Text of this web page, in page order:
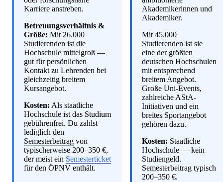
Karriere anstreben.
Betreuungsverhältnis &
Größe: Mit 26.000
Studierenden ist die
Hochschule mittelgroß —
gut für persönlichen
Kontakt zu Lehrenden bei
gleichzeitig breitem
Kursangebot.
Kosten: Als staatliche
Hochschule ist das Studium
gebührenfrei. Du zahlst
lediglich den
Semesterbeitrag von
typischerweise 200–350 €,
der meist ein Semesterticket
für den ÖPNV enthält.
Akademikerinnen und
Akademiker.
Mit 45.000
Studierenden ist sie
eine der größten
deutschen Hochschulen
mit entsprechend
breitem Angebot.
Große Uni-Events,
zahlreiche AStA-
Initiativen und ein
breites Sportangebot
gehören dazu.
Kosten: Staatliche
Hochschule — kein
Studiengeld.
Semesterbeitrag typisch
200–350 €.